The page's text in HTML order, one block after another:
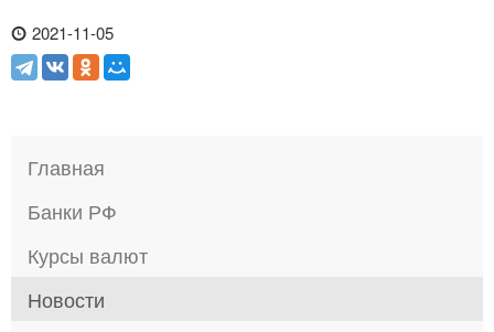
2021-11-05
Главная
Банки РФ
Курсы валют
Новости